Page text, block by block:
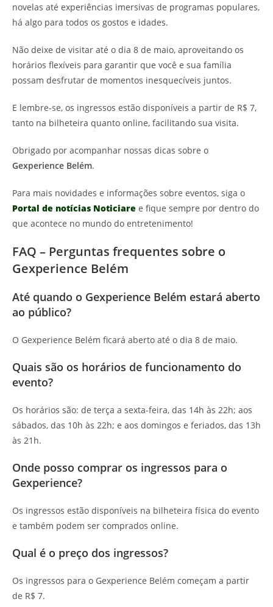
novelas até experiências imersivas de programas populares,
há algo para todos os gostos e idades.
Não deixe de visitar até o dia 8 de maio, aproveitando os
horários flexíveis para garantir que você e sua família
possam desfrutar de momentos inesquecíveis juntos.
E lembre-se, os ingressos estão disponíveis a partir de R$ 7,
tanto na bilheteira quanto online, facilitando sua visita.
Obrigado por acompanhar nossas dicas sobre o
Gexperience Belém.
Para mais novidades e informações sobre eventos, siga o
Portal de notícias Noticiare e fique sempre por dentro do
que acontece no mundo do entretenimento!
FAQ – Perguntas frequentes sobre o
Gexperience Belém
Até quando o Gexperience Belém estará aberto
ao público?
O Gexperience Belém ficará aberto até o dia 8 de maio.
Quais são os horários de funcionamento do
evento?
Os horários são: de terça a sexta-feira, das 14h às 22h; aos
sábados, das 10h às 22h; e aos domingos e feriados, das 13h
às 21h.
Onde posso comprar os ingressos para o
Gexperience?
Os ingressos estão disponíveis na bilheteira física do evento
e também podem ser comprados online.
Qual é o preço dos ingressos?
Os ingressos para o Gexperience Belém começam a partir
de R$ 7.